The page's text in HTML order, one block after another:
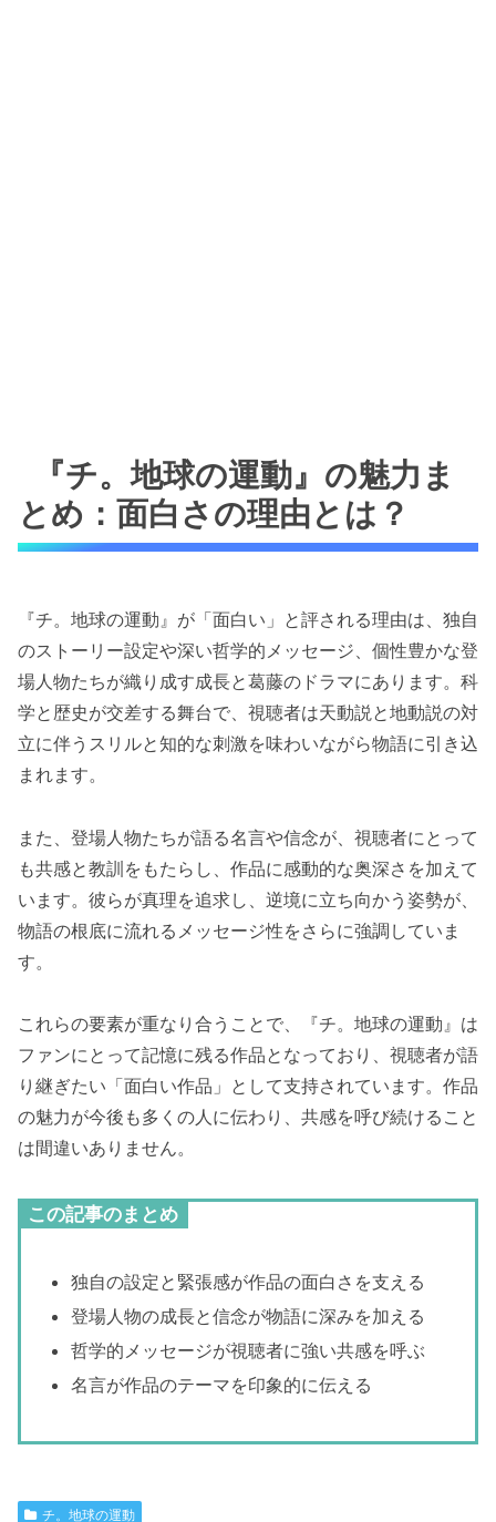
『チ。地球の運動』の魅力ま
とめ：面白さの理由とは？
『チ。地球の運動』が「面白い」と評される理由は、独自
のストーリー設定や深い哲学的メッセージ、個性豊かな登
場人物たちが織り成す成長と葛藤のドラマにあります。科
学と歴史が交差する舞台で、視聴者は天動説と地動説の対
立に伴うスリルと知的な刺激を味わいながら物語に引き込
まれます。
また、登場人物たちが語る名言や信念が、視聴者にとって
も共感と教訓をもたらし、作品に感動的な奥深さを加えて
います。彼らが真理を追求し、逆境に立ち向かう姿勢が、
物語の根底に流れるメッセージ性をさらに強調していま
す。
これらの要素が重なり合うことで、『チ。地球の運動』は
ファンにとって記憶に残る作品となっており、視聴者が語
り継ぎたい「面白い作品」として支持されています。作品
の魅力が今後も多くの人に伝わり、共感を呼び続けること
は間違いありません。
この記事のまとめ
独自の設定と緊張感が作品の面白さを支える
登場人物の成長と信念が物語に深みを加える
哲学的メッセージが視聴者に強い共感を呼ぶ
名言が作品のテーマを印象的に伝える
チ。地球の運動